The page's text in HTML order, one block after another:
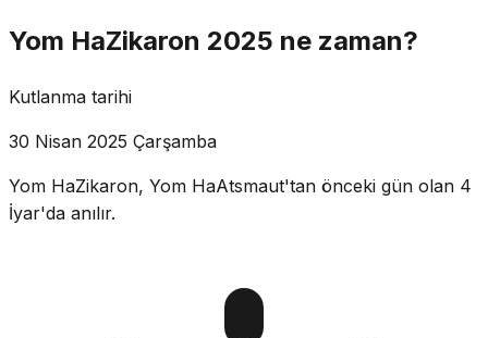
Yom HaZikaron 2025 ne zaman?
Kutlanma tarihi
30 Nisan 2025 Çarşamba
Yom HaZikaron, Yom HaAtsmaut'tan önceki gün olan 4
İyar'da anılır.